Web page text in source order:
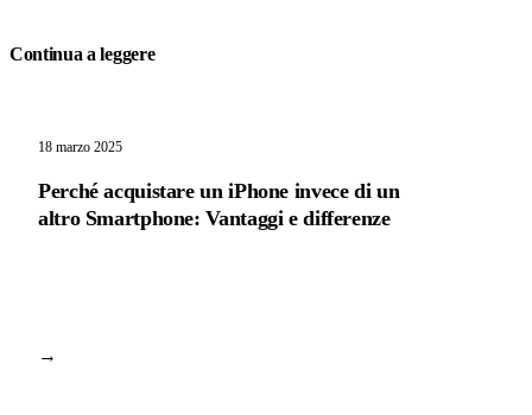
Continua a leggere
18 marzo 2025
Perché acquistare un iPhone invece di un
altro Smartphone: Vantaggi e differenze
→